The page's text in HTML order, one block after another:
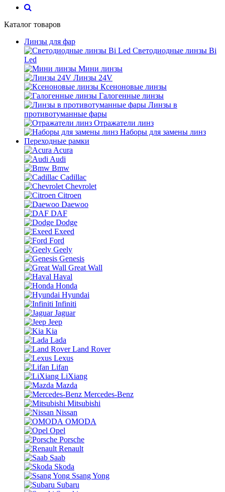
Каталог товаров
Линзы для фар
Светодиодные линзы Bi
Led
Мини линзы
Линзы 24V
Ксеноновые линзы
Галогенные линзы
Линзы в
противотуманные фары
Отражатели линз
Наборы для замены линз
Переходные рамки
Acura
Audi
Bmw
Cadillac
Chevrolet
Citroen
Daewoo
DAF
Dodge
Exeed
Ford
Geely
Genesis
Great Wall
Haval
Honda
Hyundai
Infiniti
Jaguar
Jeep
Kia
Lada
Land Rover
Lexus
Lifan
LiXiang
Mazda
Mercedes-Benz
Mitsubishi
Nissan
OMODA
Opel
Porsche
Renault
Saab
Skoda
Ssang Yong
Subaru